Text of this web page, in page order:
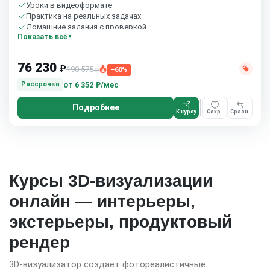
Уроки в видеоформате
Практика на реальных задачах
Домашние задания с проверкой
Бесплатный пробный урок
Показать всё
76 230 ₽190 575₽
−60%
Рассрочка
от 6 352 ₽/мес
Подробнее К курсу Сохр. Сравн.
Курсы 3D-визуализации
онлайн — интерьеры,
экстерьеры, продуктовый
рендер
3D-визуализатор создаёт фотореалистичные